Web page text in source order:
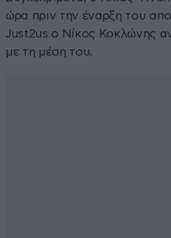
ώρα πριν την έναρξη του
Just2us ο Νίκος Κοκλώνης
με τη μέση του.